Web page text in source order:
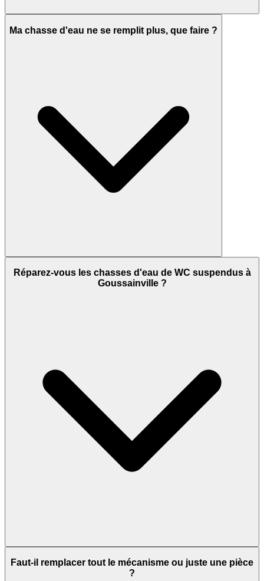
Ma chasse d'eau ne se remplit plus, que faire ?
Réparez-vous les chasses d'eau de WC suspendus à
Goussainville ?
Faut-il remplacer tout le mécanisme ou juste une pièce
?